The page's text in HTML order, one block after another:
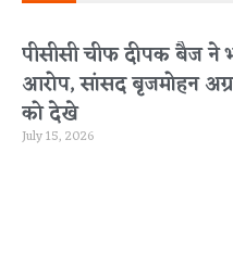
पीसीसी चीफ दीपक बैज ने
आरोप, सांसद बृजमोहन
को देखे
July 15, 2026